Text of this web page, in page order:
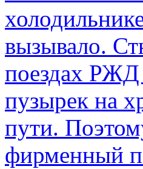
вызывало.
поездах РЖД
пузырек на
пути.
фирменный